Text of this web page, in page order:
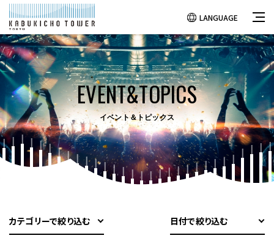
LANGUAGE
EVENT&TOPICS
イベント＆トピックス
カテゴリーで絞り込む 日付で絞り込む